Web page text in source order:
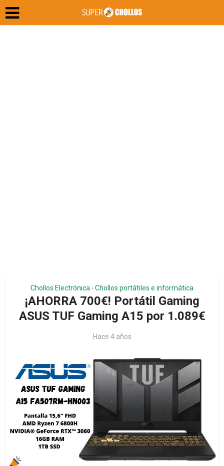
Chollos Electrónica • Chollos portátiles e informática
¡AHORRA 700€! Portátil Gaming
ASUS TUF Gaming A15 por 1.089€
Hace 4 años